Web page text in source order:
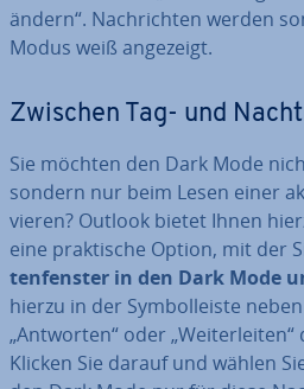
ändern“. Nach­rich­ten werden
Modus weiß angezeigt.
Zwischen Tag- und
Sie möchten den Dark Mode
sondern nur beim Lesen einer
vie­ren? Outlook bietet Ihnen
eine prak­ti­sche Option, mit der
ten­fens­ter in den Dark Mode
hierzu in der Sym­bol­leis­te
„Antworten“ oder „Wei­ter­lei­ten“
Klicken Sie darauf und wählen